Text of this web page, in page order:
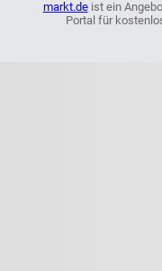
markt.deist ein
Portal für